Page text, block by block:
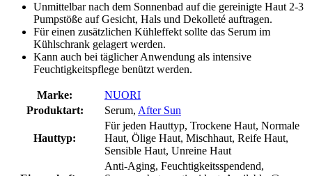
Unmittelbar nach dem Sonnenbad auf die gereinigte Haut 2-3
Pumpstöße auf Gesicht, Hals und Dekolleté auftragen.
Für einen zusätzlichen Kühleffekt sollte das Serum im
Kühlschrank gelagert werden.
Kann auch bei täglicher Anwendung als intensive
Feuchtigkeitspflege benützt werden.
Marke:
NUORI
Produktart:
Serum, After Sun
Hauttyp:
Für jeden Hauttyp, Trockene Haut, Normale
Haut, Ölige Haut, Mischhaut, Reife Haut,
Sensible Haut, Unreine Haut
Anti-Aging, Feuchtigkeitsspendend,